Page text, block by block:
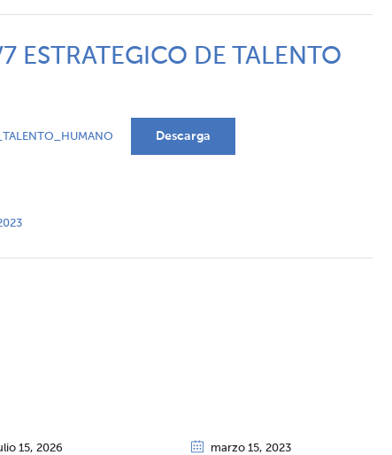
ESTRATEGICO DE TALENTO
Descarga
15, 2026 marzo 15, 2023